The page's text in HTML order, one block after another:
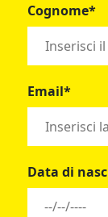
Cognome*
Email*
Data di